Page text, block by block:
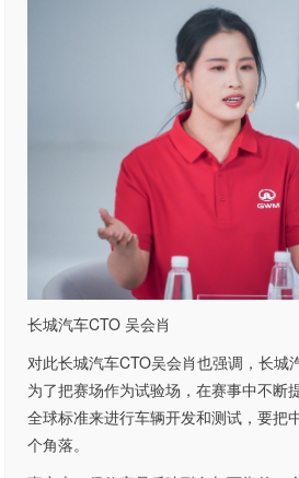
长城汽车CTO 吴会肖
对此长城汽车CTO吴会肖也强调，长城
为了把赛场作为试验场，在赛事中不断
全球标准来进行车辆开发和测试，要把
个角落。